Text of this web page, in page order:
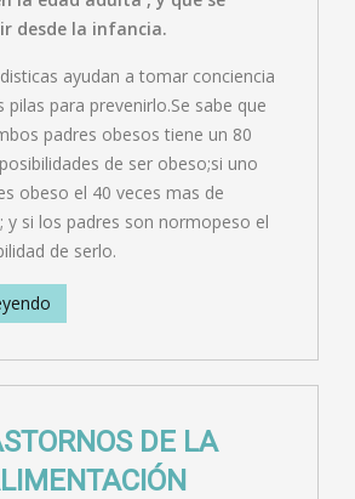
desde la infancia.
ayudan a tomar conciencia
pilas para prevenirlo.Se sabe que
padres obesos tiene un 80
de ser obeso;si uno
obeso el 40 veces mas de
y si los padres son normopeso el
de serlo.
DE LA